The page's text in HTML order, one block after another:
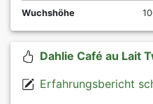
Wuchshöhe
Dahlie Café au Lait
Erfahrungsbericht